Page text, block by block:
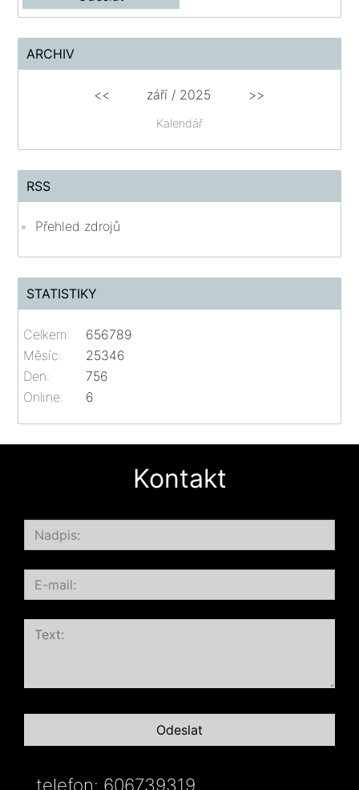
ARCHIV
Kalendář
<< září / 2025 >>
RSS
Přehled zdrojů
STATISTIKY
Online: 6
Celkem:
656789
Měsíc:
25346
Den:
756
Kontakt
telefon: 606739319